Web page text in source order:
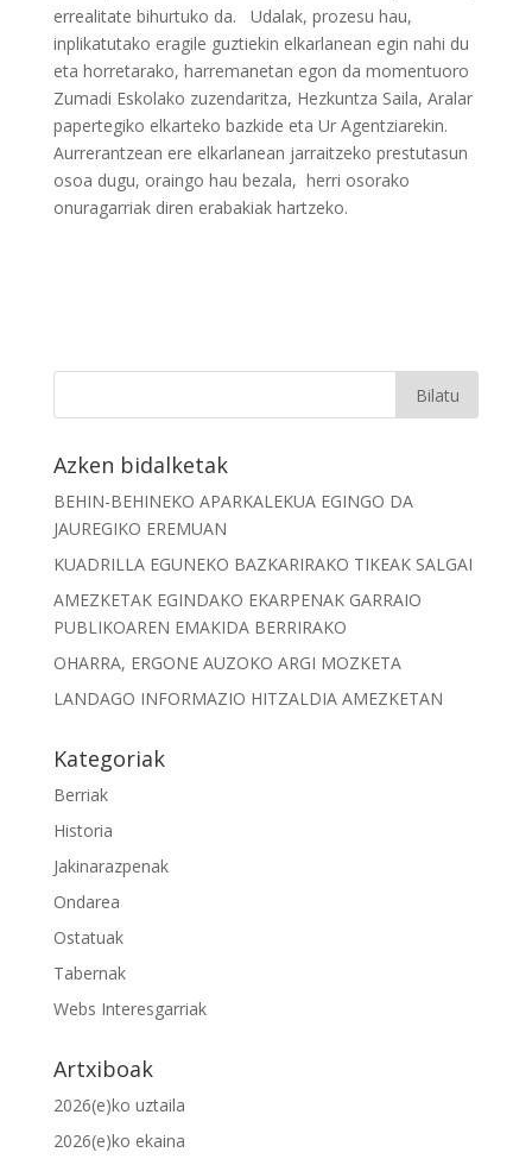
errealitate bihurtuko da. Udalak, prozesu hau,
inplikatutako eragile guztiekin elkarlanean egin nahi du
eta horretarako, harremanetan egon da momentuoro
Zumadi Eskolako zuzendaritza, Hezkuntza Saila, Aralar
papertegiko elkarteko bazkide eta Ur Agentziarekin.
Aurrerantzean ere elkarlanean jarraitzeko prestutasun
osoa dugu, oraingo hau bezala, herri osorako
onuragarriak diren erabakiak hartzeko.
Azken bidalketak
BEHIN-BEHINEKO APARKALEKUA EGINGO DA
JAUREGIKO EREMUAN
KUADRILLA EGUNEKO BAZKARIRAKO TIKEAK SALGAI
AMEZKETAK EGINDAKO EKARPENAK GARRAIO
PUBLIKOAREN EMAKIDA BERRIRAKO
OHARRA, ERGONE AUZOKO ARGI MOZKETA
LANDAGO INFORMAZIO HITZALDIA AMEZKETAN
Kategoriak
Berriak
Historia
Jakinarazpenak
Ondarea
Ostatuak
Tabernak
Webs Interesgarriak
Artxiboak
2026(e)ko uztaila
2026(e)ko ekaina